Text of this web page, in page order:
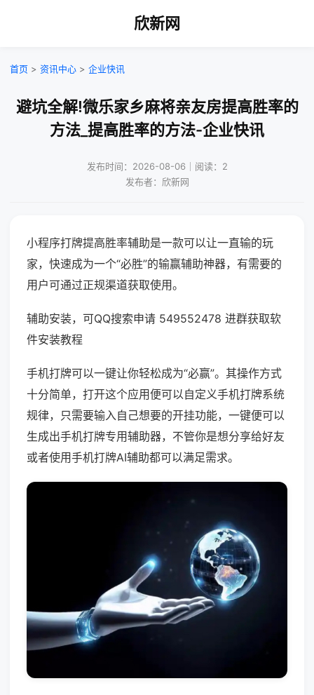
欣新网
首页 > 资讯中心 > 企业快讯
避坑全解!微乐家乡麻将亲友房提高胜率的
方法_提高胜率的方法-企业快讯
发布时间：2026-08-06｜阅读：2
发布者：欣新网
小程序打牌提高胜率辅助是一款可以让一直输的玩
家，快速成为一个“必胜”的输赢辅助神器，有需要的
用户可通过正规渠道获取使用。
辅助安装，可QQ搜索申请 549552478 进群获取软
件安装教程
手机打牌可以一键让你轻松成为“必赢”。其操作方式
十分简单，打开这个应用便可以自定义手机打牌系统
规律，只需要输入自己想要的开挂功能，一键便可以
生成出手机打牌专用辅助器，不管你是想分享给好友
或者使用手机打牌AI辅助都可以满足需求。